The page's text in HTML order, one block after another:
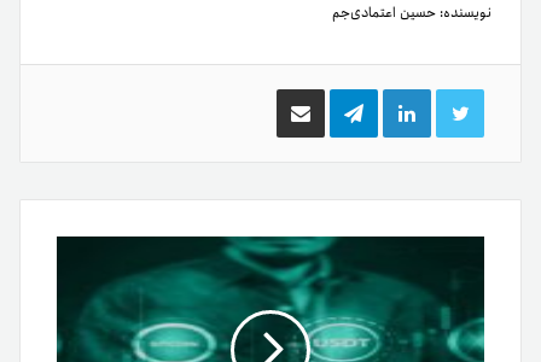
نویسنده: حسین اعتمادی‌جم
توییتر لینکدینتلگرام اشتراک
گذاری
ایمیل